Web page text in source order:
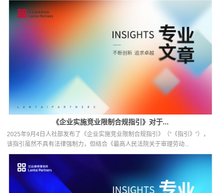
《企业实施竞业限制合规指引》对于...
2025年9月4日人社部发布了《企业实施竞业限制合规指引》（“《指引》”），
该指引虽然不具有法律强制力，但结合《最高人民法院关于审理劳动...